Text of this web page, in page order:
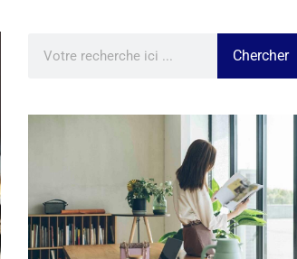
Chercher